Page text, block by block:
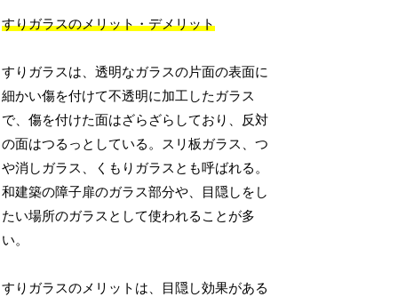
すりガラスのメリット・デメリット
すりガラスは、透明なガラスの片面の表面に
細かい傷を付けて不透明に加工したガラス
で、傷を付けた面はざらざらしており、反対
の面はつるっとしている。スリ板ガラス、つ
や消しガラス、くもりガラスとも呼ばれる。
和建築の障子扉のガラス部分や、目隠しをし
たい場所のガラスとして使われることが多
い。
すりガラスのメリットは、目隠し効果がある